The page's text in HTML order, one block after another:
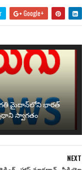
Google+
ప్రగతి మైదాన్‌లోని భారత్
స్వాగతం
NEXT